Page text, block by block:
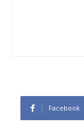
Facebook